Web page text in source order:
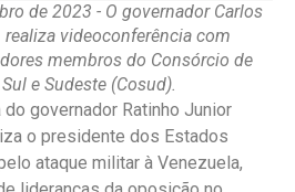
de 2023 - O governador Carlos
videoconferência com
membros do Consórcio de
e Sudeste (Cosud).
governador Ratinho Junior
o presidente dos Estados
ataque militar à Venezuela,